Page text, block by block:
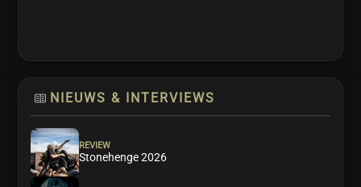
NIEUWS & INTERVIEWS
REVIEW
Stonehenge 2026